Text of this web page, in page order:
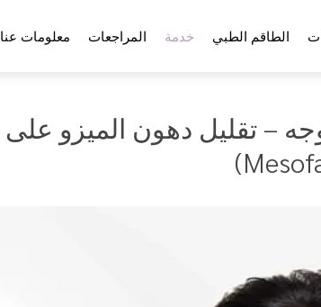
الطاقم الطبي خدمة المراجعات معلومات عنا
– تقليل دهون الميزو على